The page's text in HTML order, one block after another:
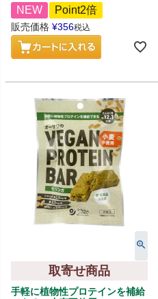
NEW Point2倍
販売価格 ¥356税込
取寄せ商品
手軽に植物性プロテインを補給